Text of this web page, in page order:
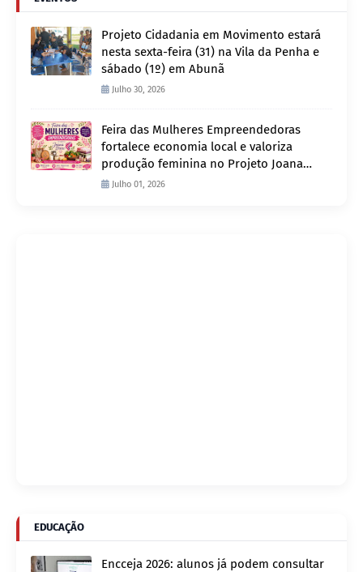
Projeto Cidadania em Movimento estará
nesta sexta-feira (31) na Vila da Penha e
sábado (1º) em Abunã
Julho 30, 2026
Feira das Mulheres Empreendedoras
fortalece economia local e valoriza
produção feminina no Projeto Joana
D’Arc
Julho 01, 2026
EDUCAÇÃO
Encceja 2026: alunos já podem consultar